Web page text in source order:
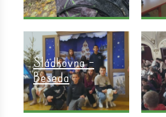
Sládkovna -
Beseda